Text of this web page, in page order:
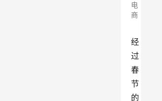
电
商
经
过
春
节
的